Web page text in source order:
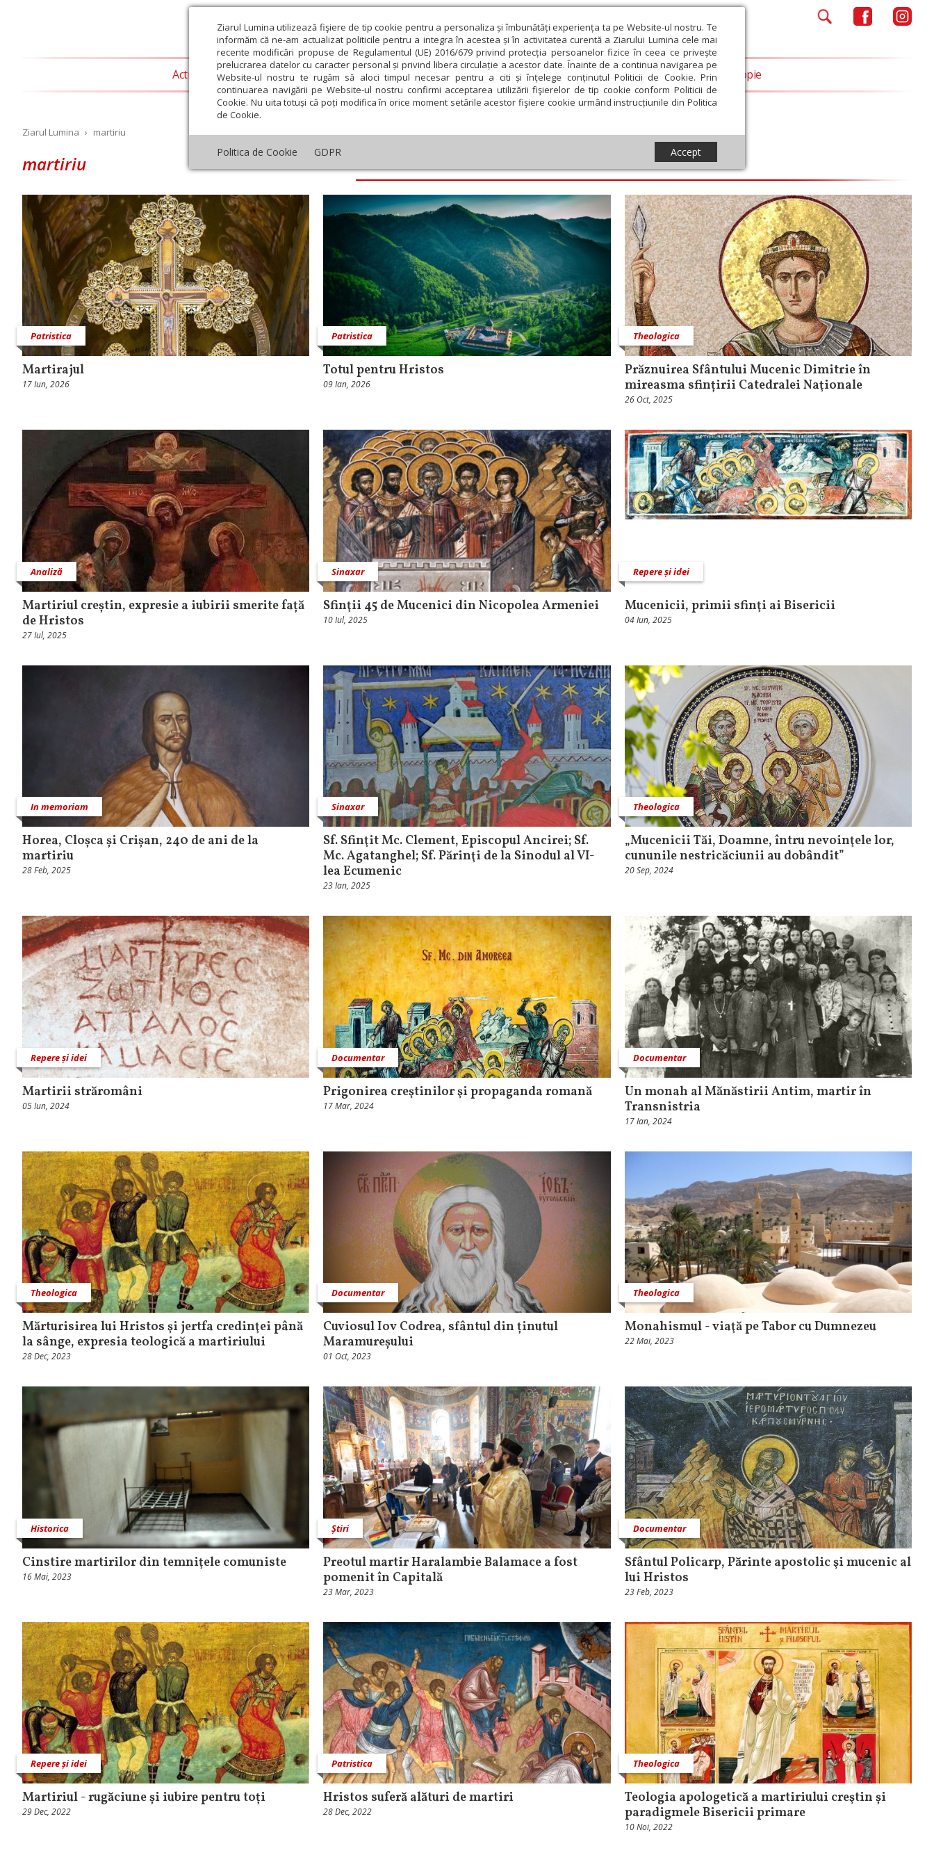
Ziarul Lumina utilizează fişiere de tip cookie pentru a personaliza și îmbunătăți experiența ta pe Website-ul nostru. Te
informăm că ne-am actualizat politicile pentru a integra în acestea și în activitatea curentă a Ziarului Lumina cele mai
recente modificări propuse de Regulamentul (UE) 2016/679 privind protecția persoanelor fizice în ceea ce privește
prelucrarea datelor cu caracter personal și privind libera circulație a acestor date. Înainte de a continua navigarea pe
Website-ul nostru te rugăm să aloci timpul necesar pentru a citi și înțelege conținutul Politicii de Cookie. Prin
continuarea navigării pe Website-ul nostru confirmi acceptarea utilizării fişierelor de tip cookie conform Politicii de
Cookie. Nu uita totuși că poți modifica în orice moment setările acestor fişiere cookie urmând instrucțiunile din Politica
de Cookie.
Politica de Cookie GDPR Accept
Actualitate religioasă Teologie și spiritualitate Educaţie și Cultură Societate Opinii Filantropie
Ziarul Lumina › martiriu
martiriu
Patristica
Martirajul
17 Iun, 2026
Patristica
Totul pentru Hristos
09 Ian, 2026
Theologica
Prăznuirea Sfântului Mucenic Dimitrie în
mireasma sfințirii Catedralei Naţionale
26 Oct, 2025
Analiză
Martiriul creștin, expresie a iubirii smerite față
de Hristos
27 Iul, 2025
Sinaxar
Sfinţii 45 de Mucenici din Nicopolea Armeniei
10 Iul, 2025
Repere și idei
Mucenicii, primii sfinţi ai Bisericii
04 Iun, 2025
In memoriam
Horea, Cloșca și Crișan, 240 de ani de la
martiriu
28 Feb, 2025
Sinaxar
Sf. Sfinţit Mc. Clement, Episcopul Ancirei; Sf.
Mc. Agatanghel; Sf. Părinţi de la Sinodul al VI-
lea Ecumenic
23 Ian, 2025
Theologica
„Mucenicii Tăi, Doamne, întru nevoinţele lor,
cununile nestricăciunii au dobândit”
20 Sep, 2024
Repere și idei
Martirii străromâni
05 Iun, 2024
Documentar
Prigonirea creştinilor şi propaganda romană
17 Mar, 2024
Documentar
Un monah al Mănăstirii Antim, martir în
Transnistria
17 Ian, 2024
Theologica
Mărturisirea lui Hristos şi jertfa credinţei până
la sânge, expresia teologică a martiriului
28 Dec, 2023
Documentar
Cuviosul Iov Codrea, sfântul din ținutul
Maramureșului
01 Oct, 2023
Theologica
Monahismul - viaţă pe Tabor cu Dumnezeu
22 Mai, 2023
Historica
Cinstire martirilor din temniţele comuniste
16 Mai, 2023
Știri
Preotul martir Haralambie Balamace a fost
pomenit în Capitală
23 Mar, 2023
Documentar
Sfântul Policarp, Părinte apostolic şi mucenic al
lui Hristos
23 Feb, 2023
Repere și idei
Martiriul - rugăciune și iubire pentru toți
29 Dec, 2022
Patristica
Hristos suferă alături de martiri
28 Dec, 2022
Theologica
Teologia apologetică a martiriului creştin și
paradigmele Bisericii primare
10 Noi, 2022